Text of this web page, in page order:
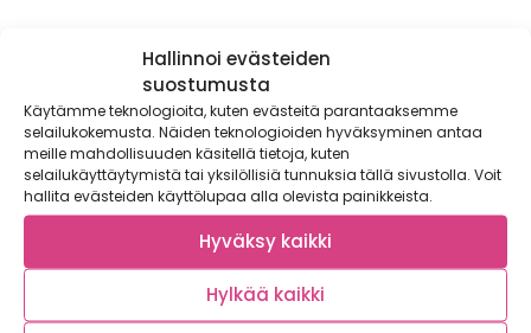
Hallinnoi evästeiden
suostumusta
Käytämme teknologioita, kuten evästeitä parantaaksemme
selailukokemusta. Näiden teknologioiden hyväksyminen antaa
meille mahdollisuuden käsitellä tietoja, kuten
selailukäyttäytymistä tai yksilöllisiä tunnuksia tällä sivustolla. Voit
hallita evästeiden käyttölupaa alla olevista painikkeista.
Hyväksy kaikki
Hylkää kaikki